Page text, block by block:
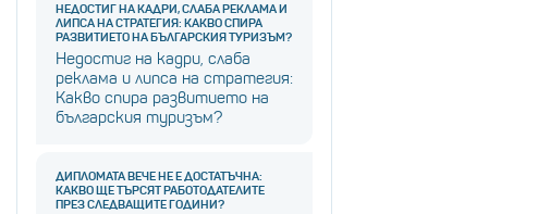
НЕДОСТИГ НА КАДРИ, СЛАБА РЕКЛАМА И
ЛИПСА НА СТРАТЕГИЯ: КАКВО СПИРА
РАЗВИТИЕТО НА БЪЛГАРСКИЯ ТУРИЗЪМ?
Недостиг на кадри, слаба
реклама и липса на стратегия:
Какво спира развитието на
българския туризъм?
ДИПЛОМАТА ВЕЧЕ НЕ Е ДОСТАТЪЧНА:
КАКВО ЩЕ ТЪРСЯТ РАБОТОДАТЕЛИТЕ
ПРЕЗ СЛЕДВАЩИТЕ ГОДИНИ?